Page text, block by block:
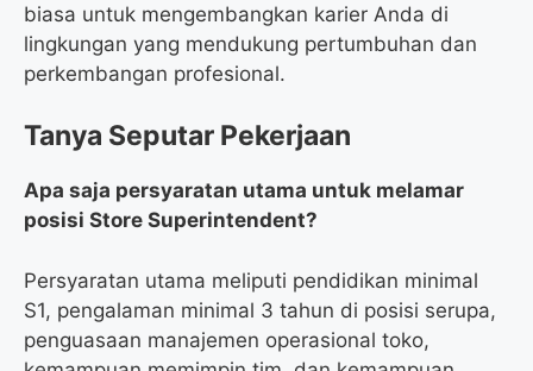
biasa untuk mengembangkan karier Anda di
lingkungan yang mendukung pertumbuhan dan
perkembangan profesional.
Tanya Seputar Pekerjaan
Apa saja persyaratan utama untuk melamar
posisi Store Superintendent?
Persyaratan utama meliputi pendidikan minimal
S1, pengalaman minimal 3 tahun di posisi serupa,
penguasaan manajemen operasional toko,